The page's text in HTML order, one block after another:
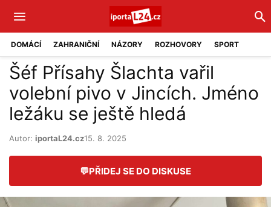
DOMÁCÍ ZAHRANIČNÍ NÁZORY ROZHOVORY SPORT
Šéf Přísahy Šlachta vařil
volební pivo v Jincích. Jméno
ležáku se ještě hledá
Autor: iportaL24.cz15. 8. 2025
💬PŘIDEJ SE DO DISKUSE